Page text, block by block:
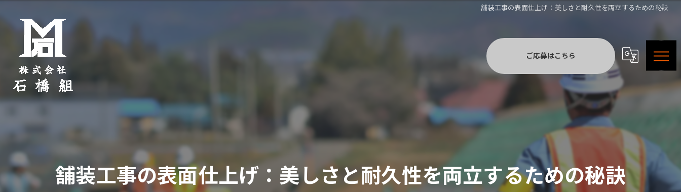
舗装工事の表面仕上げ：美しさと耐久性を両立するための秘訣
ご応募はこちら
舗装工事の表面仕上げ：美しさと耐久性を両立するための秘訣